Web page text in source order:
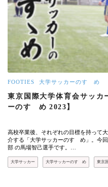
FOOTIES 大学サッカーのすゝめ
東京国際大学体育会サッカ
ーのすゝめ 2023】
高校卒業後、それぞれの目標を持って
介する「大学サッカーのすゝめ」。今
部 の馬場智己選手です。…
大学サッカー 大学サッカーのすゝめ 東京